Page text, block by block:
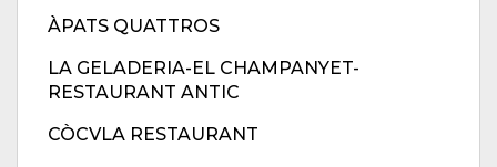
ÀPATS QUATTROS
LA GELADERIA-EL CHAMPANYET-
RESTAURANT ANTIC
CÒCVLA RESTAURANT